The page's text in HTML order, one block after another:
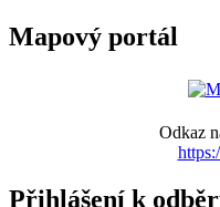
Mapový portál
Odkaz
Přihlášení k